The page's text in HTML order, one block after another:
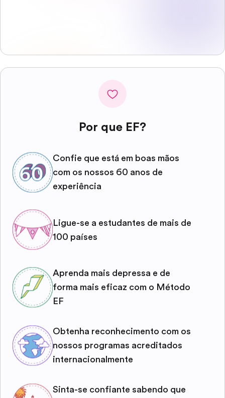
Por que EF?
Confie que está em boas mãos
com os nossos 60 anos de
experiência
Ligue-se a estudantes de mais de
100 países
Aprenda mais depressa e de
forma mais eficaz com o Método
EF
Obtenha reconhecimento com os
nossos programas acreditados
internacionalmente
Sinta-se confiante sabendo que